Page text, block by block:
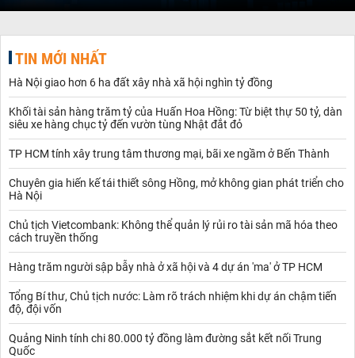
TIN MỚI NHẤT
Hà Nội giao hơn 6 ha đất xây nhà xã hội nghìn tỷ đồng
Khối tài sản hàng trăm tỷ của Huấn Hoa Hồng: Từ biệt thự 50 tỷ, dàn
siêu xe hàng chục tỷ đến vườn tùng Nhật đắt đỏ
TP HCM tính xây trung tâm thương mại, bãi xe ngầm ở Bến Thành
Chuyên gia hiến kế tái thiết sông Hồng, mở không gian phát triển cho
Hà Nội
Chủ tịch Vietcombank: Không thể quản lý rủi ro tài sản mã hóa theo
cách truyền thống
Hàng trăm người sập bẫy nhà ở xã hội và 4 dự án 'ma' ở TP HCM
Tổng Bí thư, Chủ tịch nước: Làm rõ trách nhiệm khi dự án chậm tiến
độ, đội vốn
Quảng Ninh tính chi 80.000 tỷ đồng làm đường sắt kết nối Trung
Quốc